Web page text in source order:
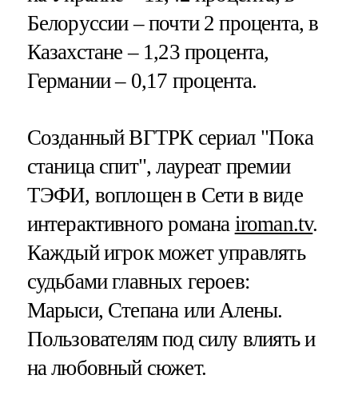
Белоруссии – почти 2 процента, в
Казахстане – 1,23 процента,
Германии – 0,17 процента.
Созданный ВГТРК сериал "Пока
станица спит", лауреат премии
ТЭФИ, воплощен в Сети в виде
интерактивного романа iroman.tv.
Каждый игрок может управлять
судьбами главных героев:
Марыси, Степана или Алены.
Пользователям под силу влиять и
на любовный сюжет.